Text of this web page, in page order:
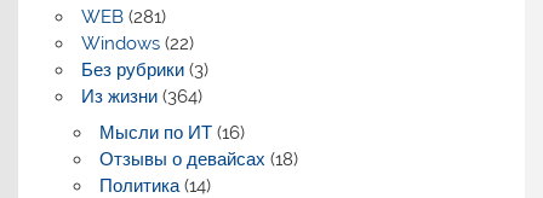
WEB(281)
Windows(22)
Без рубрики(3)
Из жизни(364)
Мысли по ИТ(16)
Отзывы о девайсах (18)
Политика(14)